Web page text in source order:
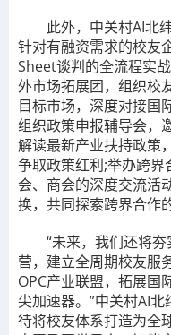
此外，中关村AI北纬
针对有融资需求的校友
Sheet谈判的全流程实
外市场拓展团，组织校
目标市场，深度对接国
组织政策申报辅导会，
解读最新产业扶持政策
争取政策红利;举办跨
会、商会的深度交流活
换，共同探索跨界合作
“未来，我们还将夯
营，建立全周期校友服
OPC产业联盟，拓展国
尖加速器。”中关村AI
待将校友体系打造为全